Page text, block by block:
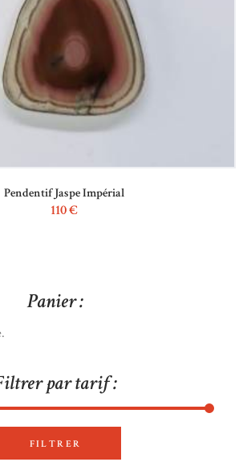
Pendentif Jaspe Impérial
110€
Panier :
par tarif :
FILTRER